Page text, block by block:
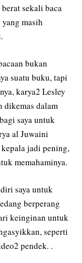
sekali baca
masih
bukan
suatu buku, tapi
karya2 Lesley
dikemas dalam
saya untuk
al Juwaini
jadi pening,
memahaminya.
saya untuk
berperang
keinginan untuk
seperti
pendek. .